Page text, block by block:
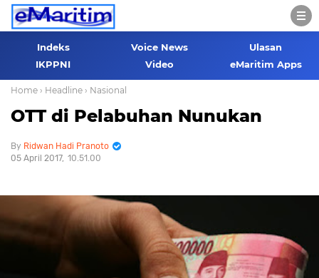
Indeks Voice News
Ulasan
IKPPNI
Video eMaritim Apps
Home › Headline › Nasional
OTT di Pelabuhan Nunukan
Ridwan Hadi Pranoto
05 April 2017 10.51.00